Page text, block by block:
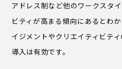
アドレス制など他のワークスタ
ビティが高まる傾向にあるとわ
イジメントやクリエイティビテ
導入は有効です。